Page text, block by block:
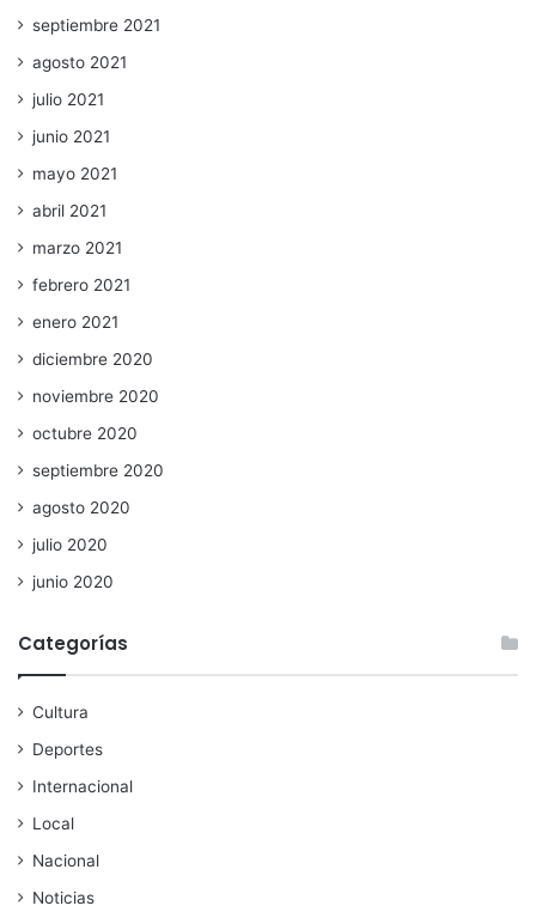
septiembre 2021
agosto 2021
julio 2021
junio 2021
mayo 2021
abril 2021
marzo 2021
febrero 2021
enero 2021
diciembre 2020
noviembre 2020
octubre 2020
septiembre 2020
agosto 2020
julio 2020
junio 2020
Categorías
Cultura
Deportes
Internacional
Local
Nacional
Noticias